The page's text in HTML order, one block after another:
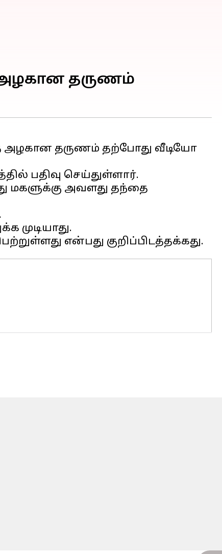
தருணம்
அழகான தருணம் தற்போது வீடியோ
பதிவு செய்துள்ளார்.
மகளுக்கு அவளது தந்தை
முடியாது.